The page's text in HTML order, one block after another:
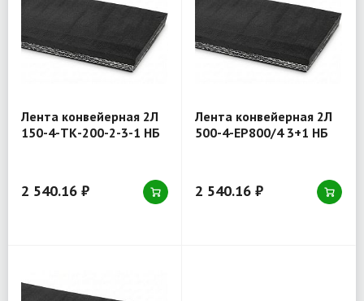
Лента конвейерная 2Л
150-4-ТК-200-2-3-1 НБ
2 540.16 ₽
Лента конвейерная 2Л
500-4-EP800/4 3+1 НБ
2 540.16 ₽